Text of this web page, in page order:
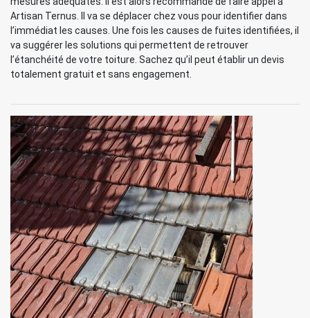
Artisan Ternus. Il va se déplacer chez vous pour identifier dans
l’immédiat les causes. Une fois les causes de fuites identifiées, il
va suggérer les solutions qui permettent de retrouver
l’étanchéité de votre toiture. Sachez qu’il peut établir un devis
totalement gratuit et sans engagement.